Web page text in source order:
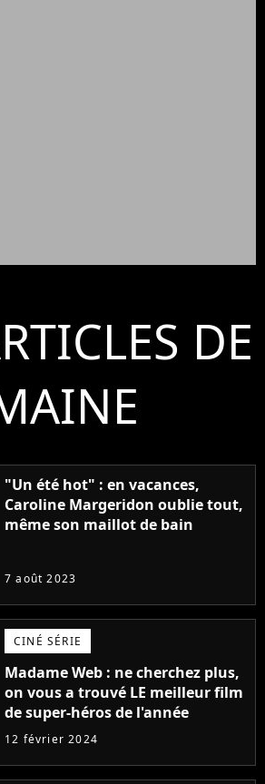
DE
"Un été hot" : en vacances,
Caroline Margeridon oublie tout,
même son maillot de bain
7 août 2023
CINÉ SÉRIE
Madame Web : ne cherchez plus,
on vous a trouvé LE meilleur film
de super-héros de l'année
12 février 2024